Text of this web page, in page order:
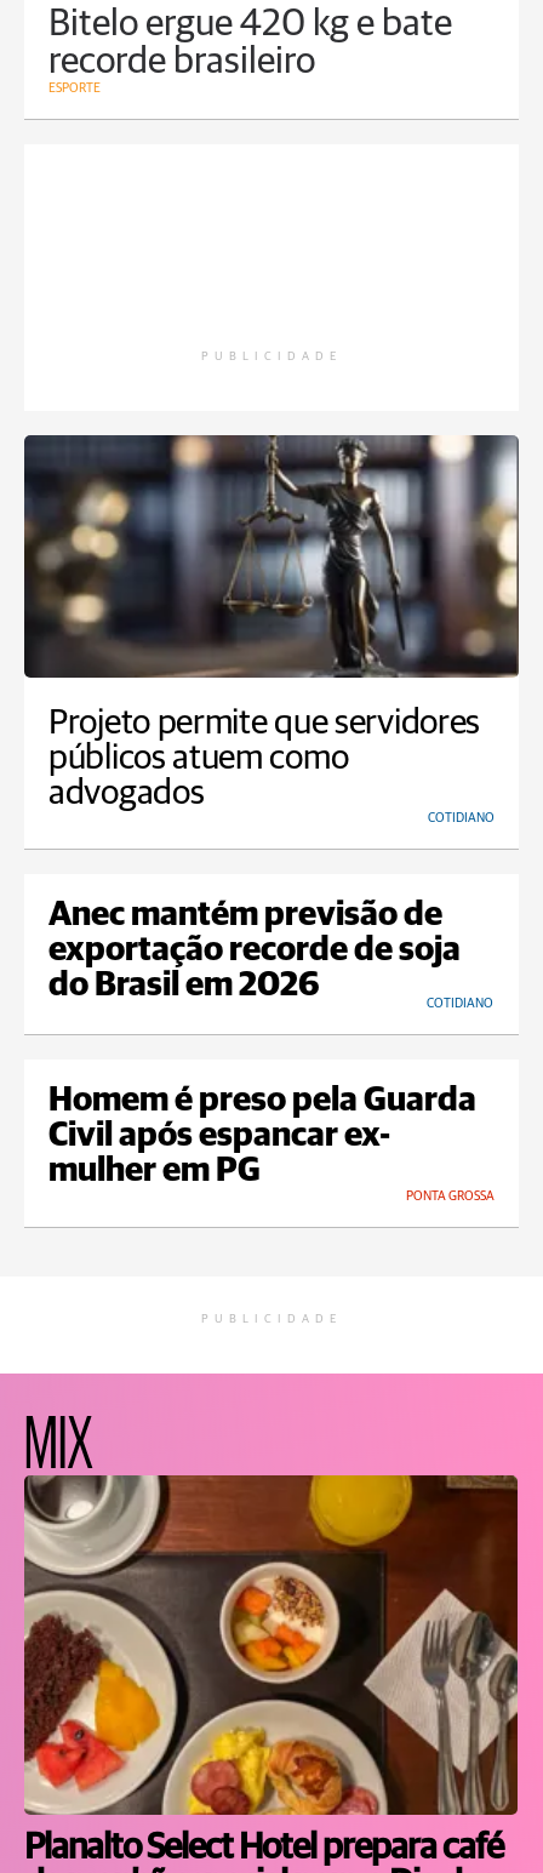
Bitelo ergue 420 kg e bate
recorde brasileiro
ESPORTE
PUBLICIDADE
Projeto permite que servidores
públicos atuem como
advogados
COTIDIANO
Anec mantém previsão de
exportação recorde de soja
do Brasil em 2026
COTIDIANO
Homem é preso pela Guarda
Civil após espancar ex-
mulher em PG
PONTA GROSSA
PUBLICIDADE
MIX
Planalto Select Hotel prepara café